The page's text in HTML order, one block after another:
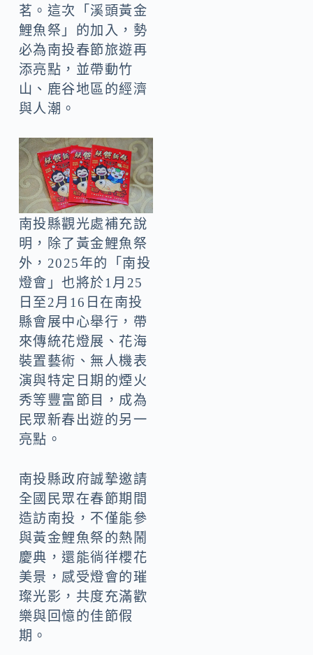
茗。這次「溪頭黃金
鯉魚祭」的加入，勢
必為南投春節旅遊再
添亮點，並帶動竹
山、鹿谷地區的經濟
與人潮。
南投縣觀光處補充說
明，除了黃金鯉魚祭
外，2025年的「南投
燈會」也將於1月25
日至2月16日在南投
縣會展中心舉行，帶
來傳統花燈展、花海
裝置藝術、無人機表
演與特定日期的煙火
秀等豐富節目，成為
民眾新春出遊的另一
亮點。
南投縣政府誠摯邀請
全國民眾在春節期間
造訪南投，不僅能參
與黃金鯉魚祭的熱鬧
慶典，還能徜徉櫻花
美景，感受燈會的璀
璨光影，共度充滿歡
樂與回憶的佳節假
期。